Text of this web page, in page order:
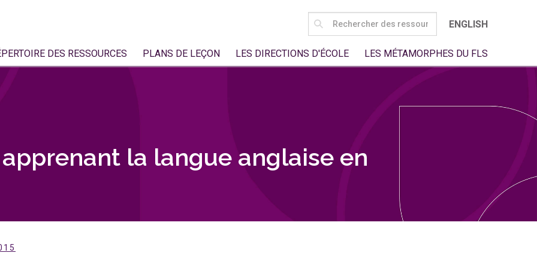
SEARCH
FOR:
ENGLISH
DES RESSOURCES PLANS DE LEÇON LES DIRECTIONS D'ÉCOLE LES MÉTAMORPHES DU FLS
la langue anglaise en